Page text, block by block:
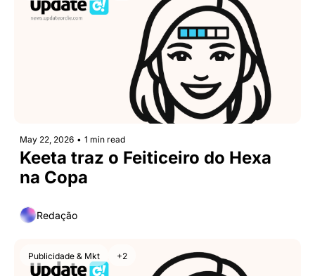
May 22, 2026 • 1 min read
Keeta traz o Feiticeiro do Hexa
na Copa
Redação
Publicidade & Mkt +2